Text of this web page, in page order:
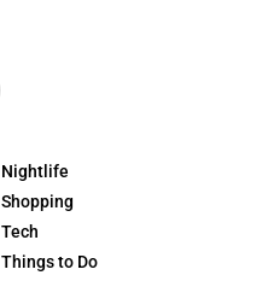
Nightlife
Shopping
Tech
Things to Do